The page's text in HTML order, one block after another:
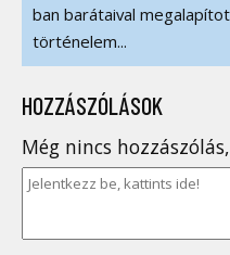
ban barátaival
történelem...
HOZZÁSZÓLÁSOK
Még nincs